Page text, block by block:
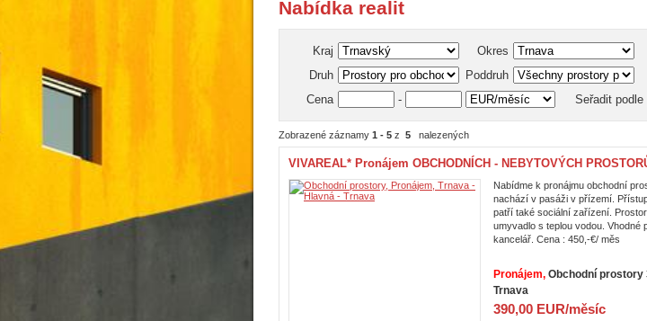
Nabídka realit
Kraj Okres
Druh
Poddruh
Cena
- Seřadit podle
Zobrazené záznamy 1 - 5 z 5 nalezených
VIVAREAL* Pronájem OBCHODNÍCH - NEBYTOVÝCH
Nabídme k pronájmu obchodní
nachází v pasáži v přízemí.
patří také sociální zařízení.
umyvadlo s teplou vodou. Vhodné
kancelář. Cena : 450,-€/ měs
Pronájem Obchodní prostory
Trnava
390,00 EUR/měsíc